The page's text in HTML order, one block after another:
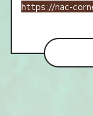
https://nac-